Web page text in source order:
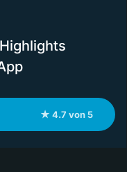
★ 4.7 von 5